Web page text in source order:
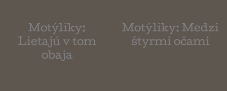
Motýliky:
Lietajú v tom
obaja
Motýliky: Medzi
štyrmi očami